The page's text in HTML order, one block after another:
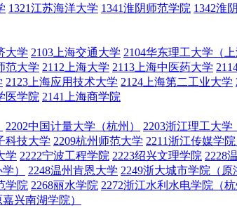
1321江苏海洋大学 1341淮阴师范学院 1342淮
大学 2103上海交通大学 2104华东理工大学（上
范大学 2112上海大学 2113上海中医药大学
2123上海应用技术大学 2124上海第二工业大学
医学院 2141上海商学院
2202中国计量大学（杭州） 2203浙江理工大学
科技大学 2209杭州师范大学 2211浙江传媒学院
学 2222宁波工程学院 2223绍兴文理学院 2228
）
2248温州肯恩大学 2249浙大城市学院（原
学院 2268丽水学院 2272浙江水利水电学院（杭
兴南湖学院）